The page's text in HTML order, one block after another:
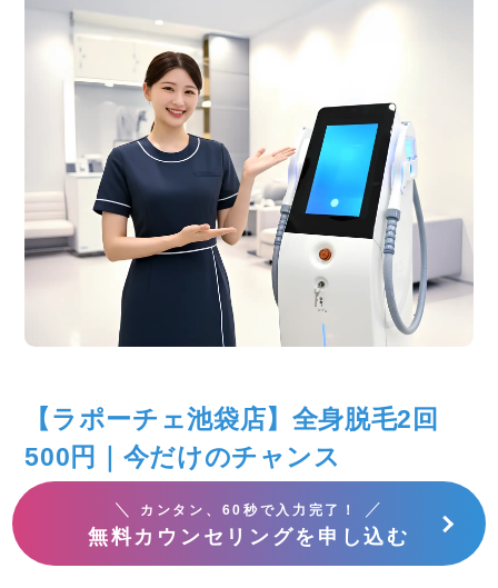
＼ カンタン、60秒で入力完了！ ／
無料カウンセリングを申し込む
【ラポーチェ池袋店】全身脱毛2回
500円｜今だけのチャンス
「いきなり契約するのは不安…」
「本当に痛くないか、試してから決めたい」